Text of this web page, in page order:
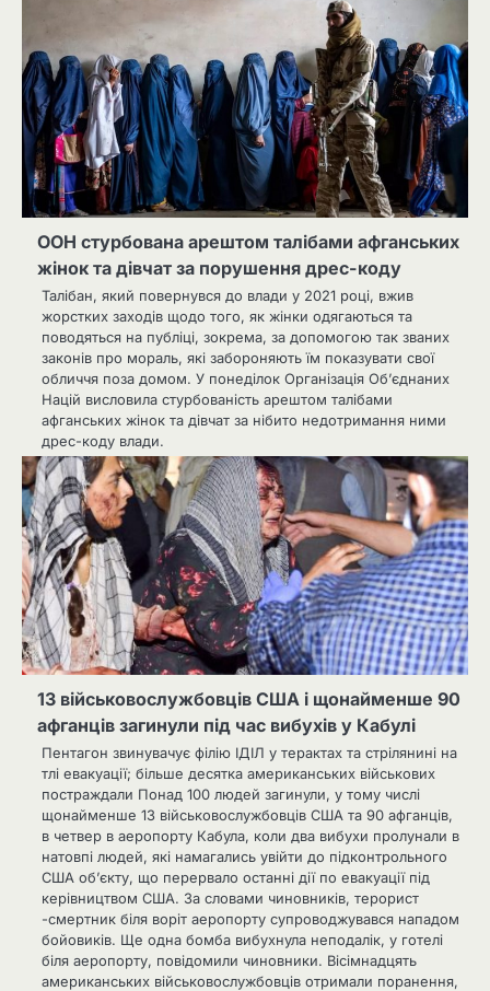
ООН стурбована арештом талібами афганських
жінок та дівчат за порушення дрес-коду
Талібан, який повернувся до влади у 2021 році, вжив
жорстких заходів щодо того, як жінки одягаються та
поводяться на публіці, зокрема, за допомогою так званих
законів про мораль, які забороняють їм показувати свої
обличчя поза домом. У понеділок Організація Об’єднаних
Націй висловила стурбованість арештом талібами
афганських жінок та дівчат за нібито недотримання ними
дрес-коду влади.
13 військовослужбовців США і щонайменше 90
афганців загинули під час вибухів у Кабулі
Пентагон звинувачує філію ІДІЛ у терактах та стрілянині на
тлі евакуації; більше десятка американських військових
постраждали Понад 100 людей загинули, у тому числі
щонайменше 13 військовослужбовців США та 90 афганців,
в четвер в аеропорту Кабула, коли два вибухи пролунали в
натовпі людей, які намагались увійти до підконтрольного
США об’єкту, що перервало останні дії по евакуації під
керівництвом США. За словами чиновників, терорист
-смертник біля воріт аеропорту супроводжувався нападом
бойовиків. Ще одна бомба вибухнула неподалік, у готелі
біля аеропорту, повідомили чиновники. Вісімнадцять
американських військовослужбовців отримали поранення,